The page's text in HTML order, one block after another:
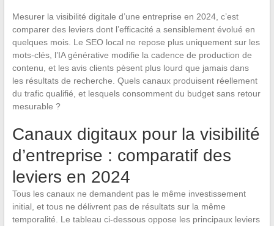
Mesurer la visibilité digitale d’une entreprise en 2024, c’est
comparer des leviers dont l’efficacité a sensiblement évolué en
quelques mois. Le SEO local ne repose plus uniquement sur les
mots-clés, l’IA générative modifie la cadence de production de
contenu, et les avis clients pèsent plus lourd que jamais dans
les résultats de recherche. Quels canaux produisent réellement
du trafic qualifié, et lesquels consomment du budget sans retour
mesurable ?
Canaux digitaux pour la visibilité
d’entreprise : comparatif des
leviers en 2024
Tous les canaux ne demandent pas le même investissement
initial, et tous ne délivrent pas de résultats sur la même
temporalité. Le tableau ci-dessous oppose les principaux leviers